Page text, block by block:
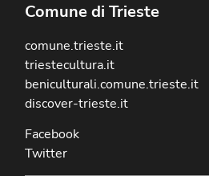
Comune di Trieste
comune.trieste.it
triestecultura.it
beniculturali.comune.trieste.it
discover-trieste.it
Facebook
Twitter